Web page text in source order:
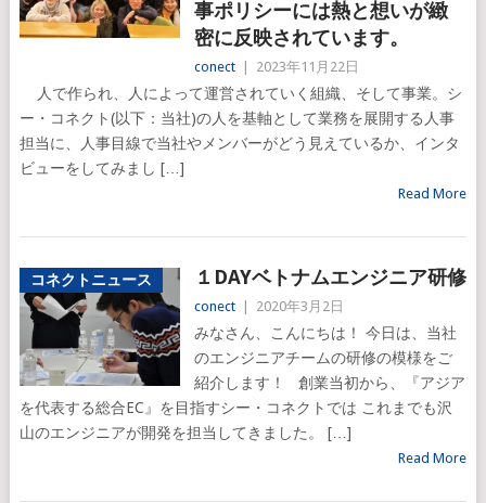
事ポリシーには熱と想いが緻
密に反映されています。
conect 2023年11月22日
人で作られ、人によって運営されていく組織、そして事業。シ
ー・コネクト(以下：当社)の人を基軸として業務を展開する人事
担当に、人事目線で当社やメンバーがどう見えているか、インタ
ビューをしてみまし […]
Read More
コネクトニュース １DAYベトナムエンジニア研修
conect 2020年3月2日
みなさん、こんにちは！ 今日は、当社
のエンジニアチームの研修の模様をご
紹介します！ 創業当初から、『アジア
を代表する総合EC』を目指すシー・コネクトでは これまでも沢
山のエンジニアが開発を担当してきました。 […]
Read More